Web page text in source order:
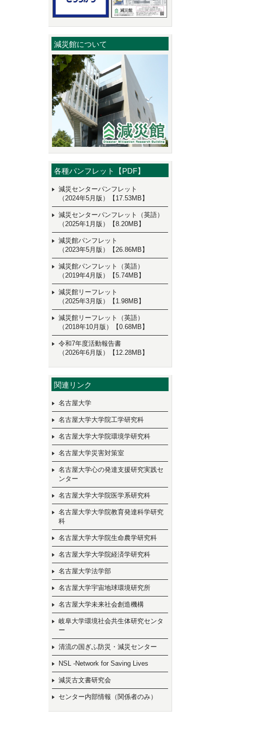
減災館について
各種パンフレット【PDF】
減災センターパンフレット
（2024年5月版）【17.53MB】
減災センターパンフレット（英語）
（2025年1月版）【8.20MB】
減災館パンフレット
（2023年5月版）【26.86MB】
減災館パンフレット（英語）
（2019年4月版）【5.74MB】
減災館リーフレット
（2025年3月版）【1.98MB】
減災館リーフレット（英語）
（2018年10月版）【0.68MB】
令和7年度活動報告書
（2026年6月版）【12.28MB】
関連リンク
名古屋大学
名古屋大学大学院工学研究科
名古屋大学大学院環境学研究科
名古屋大学災害対策室
名古屋大学心の発達支援研究実践セ
ンター
名古屋大学大学院医学系研究科
名古屋大学大学院教育発達科学研究
科
名古屋大学大学院生命農学研究科
名古屋大学大学院経済学研究科
名古屋大学法学部
名古屋大学宇宙地球環境研究所
名古屋大学未来社会創造機構
岐阜大学環境社会共生体研究センタ
ー
清流の国ぎふ防災・減災センター
NSL -Network for Saving Lives
減災古文書研究会
センター内部情報（関係者のみ）